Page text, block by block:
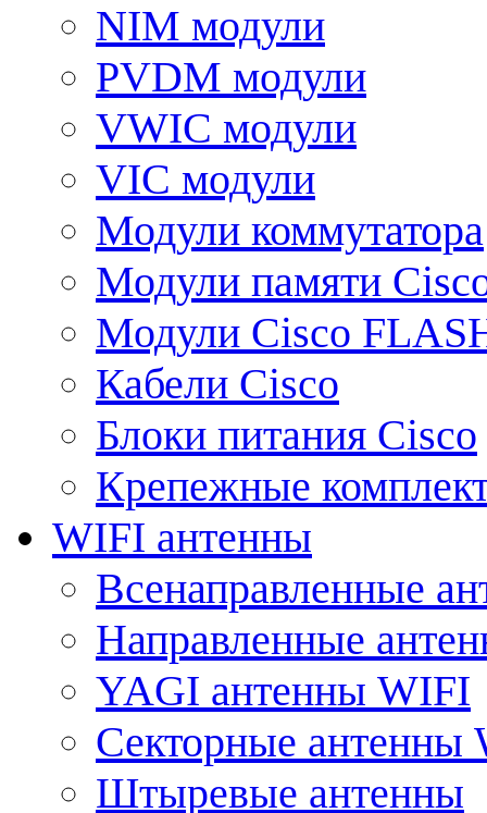
NIM модули
PVDM модули
VWIC модули
VIC модули
Модули коммутатора
Модули памяти
Модули Cisco
Кабели Cisco
Блоки питания Cisco
Крепежные
WIFI антенны
Всенаправленные
Направленные
YAGI антенны WIFI
Секторные антенны
Штыревые антенны